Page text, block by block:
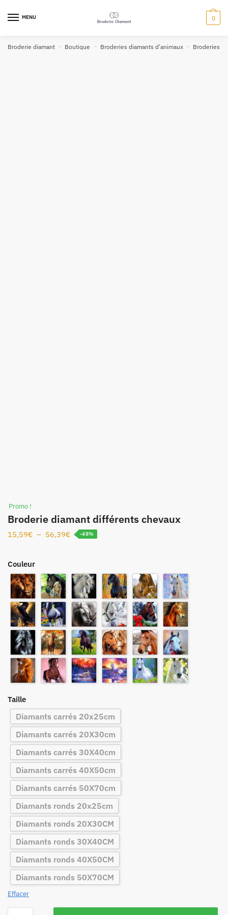
MENU 0
Broderie diamant » Boutique Broderies diamants d'animaux » Broderies
Promo !
Broderie diamant différents chevaux
15,59€ – 56,39€ -48%
Couleur
Taille
Diamants carrés 20x25cm
Diamants carrés 20X30cm
Diamants carrés 30X40cm
Diamants carrés 40X50cm
Diamants carrés 50X70cm
Diamants ronds 20x25cm
Diamants ronds 20X30CM
Diamants ronds 30X40CM
Diamants ronds 40X50CM
Diamants ronds 50X70CM
Effacer